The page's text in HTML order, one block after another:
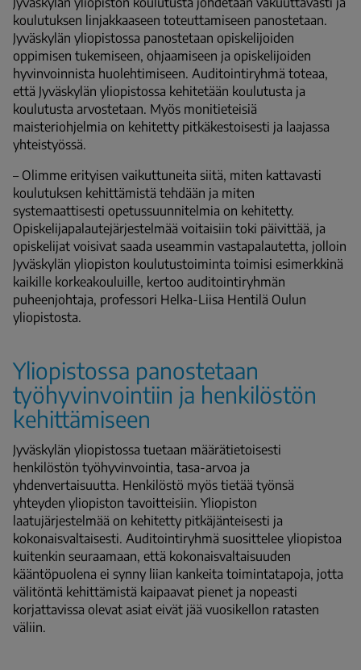
koulutuksen linjakkaaseen toteuttamiseen panostetaan.
Jyväskylän yliopistossa panostetaan opiskelijoiden
oppimisen tukemiseen, ohjaamiseen ja opiskelijoiden
hyvinvoinnista huolehtimiseen. Auditointiryhmä toteaa,
että Jyväskylän yliopistossa kehitetään koulutusta ja
koulutusta arvostetaan. Myös monitieteisiä
maisteriohjelmia on kehitetty pitkäkestoisesti ja laajassa
yhteistyössä.
– Olimme erityisen vaikuttuneita siitä, miten kattavasti
koulutuksen kehittämistä tehdään ja miten
systemaattisesti opetussuunnitelmia on kehitetty.
Opiskelijapalautejärjestelmää voitaisiin toki päivittää, ja
opiskelijat voisivat saada useammin vastapalautetta, jolloin
Jyväskylän yliopiston koulutustoiminta toimisi esimerkkinä
kaikille korkeakouluille, kertoo auditointiryhmän
puheenjohtaja, professori Helka-Liisa Hentilä Oulun
yliopistosta.
Yliopistossa panostetaan
työhyvinvointiin ja henkilöstön
kehittämiseen
Jyväskylän yliopistossa tuetaan määrätietoisesti
henkilöstön työhyvinvointia, tasa-arvoa ja
yhdenvertaisuutta. Henkilöstö myös tietää työnsä
yhteyden yliopiston tavoitteisiin. Yliopiston
laatujärjestelmää on kehitetty pitkäjänteisesti ja
kokonaisvaltaisesti. Auditointiryhmä suosittelee yliopistoa
kuitenkin seuraamaan, että kokonaisvaltaisuuden
kääntöpuolena ei synny liian kankeita toimintatapoja, jotta
välitöntä kehittämistä kaipaavat pienet ja nopeasti
korjattavissa olevat asiat eivät jää vuosikellon ratasten
väliin.